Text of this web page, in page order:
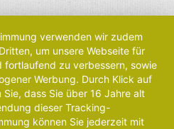
verwenden wir zudem
um unsere Webseite für
fortlaufend zu verbessern, sowie
Werbung. Durch Klick auf
dass Sie über 16 Jahre alt
dieser Tracking-
können Sie jederzeit mit